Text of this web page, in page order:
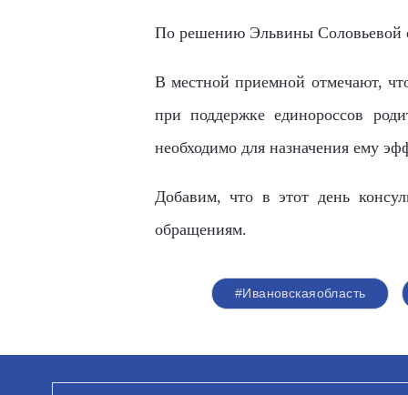
По решению Эльвины Соловьевой
В местной приемной отмечают,
при поддержке единороссов
необходимо для назначения ему
Добавим, что в этот день
обращениям.
#Ивановскаяобласть